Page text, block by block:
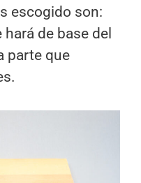
escogido son:
de base del
parte que